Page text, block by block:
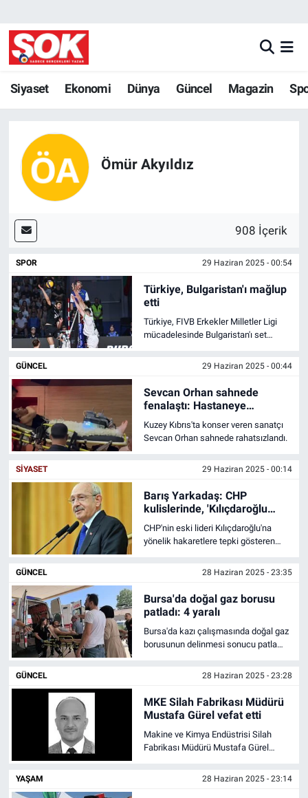
Siyaset Ekonomi Dünya Güncel Magazin
Ömür Akyıldız
908 İçerik
SPOR 29 Haziran 2025 - 00:54
Türkiye, Bulgaristan'ı mağlup
etti
Türkiye, FIVB Erkekler Milletler Ligi
mücadelesinde Bulgaristan'ı set
GÜNCEL 29 Haziran 2025 - 00:44
Sevcan Orhan sahnede
fenalaştı: Hastaneye
kaldırıldı
Kuzey Kıbrıs'ta konser veren sanatçı
Sevcan Orhan sahnede rahatsızlandı.
SIYASET 29 Haziran 2025 - 00:14
Barış Yarkadaş: CHP
kulislerinde, 'Kılıçdaroğlu
CHP’li olarak ölemeyecek’
diye konuşuyorlar
CHP'nin eski lideri Kılıçdaroğlu'na
yönelik hakaretlere tepki gösteren
merkezde, Kemal Bey’i ihraç etmek
var. ‘Kemal Bey CHP’li olarak
ölemeyecek’ diye konuşuyorlar
kulislerde" dedi.
GÜNCEL 28 Haziran 2025 - 23:35
Bursa'da doğal gaz borusu
patladı: 4 yaralı
Bursa'da kazı çalışmasında doğal gaz
borusunun delinmesi sonucu patlama
GÜNCEL 28 Haziran 2025 - 23:28
MKE Silah Fabrikası Müdürü
Mustafa Gürel vefat etti
Makine ve Kimya Endüstrisi Silah
Fabrikası Müdürü Mustafa Gürel
YAŞAM 28 Haziran 2025 - 23:14
GÜNDEM
DÜNYA
MAGAZİN
KÜLTÜR SANAT
YAŞAM
TEKNOLOJİ
SAĞLIK
EKONOMİ
EĞİTİM
ÖZEL HABER
Keşfet
ASTROLOJİ
MANŞET
RESMİ İLANLAR
İLAN
Bize ulaşın
Yaşam
Gözden Kaçmasın
İletişim (Künye)
Nöbetçi Eczaneler
Hava Durumu
Trafik Durumu
Süper Lig Puan Durumu ve Fikstür
Son Dakika Haberleri
Haber Arşivi